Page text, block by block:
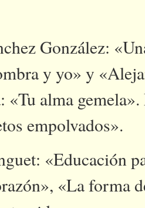
González:
y yo» y
«Tu alma
empolvados».
«Educación
«La forma